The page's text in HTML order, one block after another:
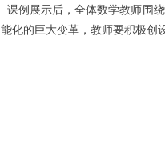
课例展示后，全体数学教师围
能化的巨大变革，教师要积极创